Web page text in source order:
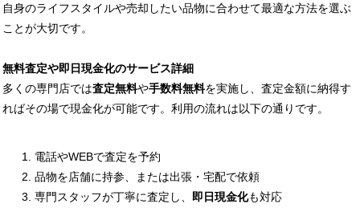
自身のライフスタイルや売却したい品物に合わせて最適な方法を選ぶ
ことが大切です。
無料査定や即日現金化のサービス詳細
多くの専門店では査定無料や手数料無料を実施し、査定金額に納得す
ればその場で現金化が可能です。利用の流れは以下の通りです。
電話やWEBで査定を予約
品物を店舗に持参、または出張・宅配で依頼
専門スタッフが丁寧に査定し、 即日現金化も対応